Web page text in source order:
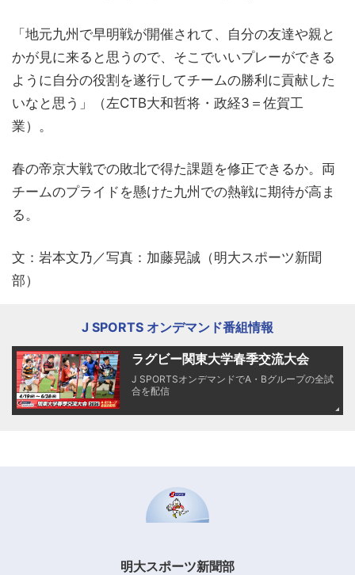
「地元九州で早明戦が開催されて、自分の友達や親と
かが見に来ると思うので、そこでいいプレーができる
ように自分の役割を遂行してチームの勝利に貢献した
いなと思う」（左CTB大和哲将・政経3＝佐賀工
業）。
春の帝京大戦での敗北で得た課題を修正できるか。両
チームのプライドを懸けた九州での熱戦に期待が高ま
る。
文：岩本文乃／写真：加藤晃誠（明大スポーツ新聞
部）
J SPORTS オンデマンド番組情報
ラグビー関東大学春季交流大会
J SPORTSオンデマンドでA・Bグループの全試
合を配信
明大スポーツ新聞部